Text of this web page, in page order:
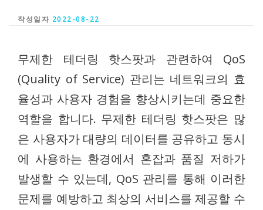
작성일자 2022-08-22
무제한 테더링 핫스팟과 관련하여 QoS
(Quality of Service) 관리는 네트워크의 효
율성과 사용자 경험을 향상시키는데 중요한
역할을 합니다. 무제한 테더링 핫스팟은 많
은 사용자가 대량의 데이터를 공유하고 동시
에 사용하는 환경에서 혼잡과 품질 저하가
발생할 수 있는데, QoS 관리를 통해 이러한
문제를 예방하고 최상의 서비스를 제공할 수